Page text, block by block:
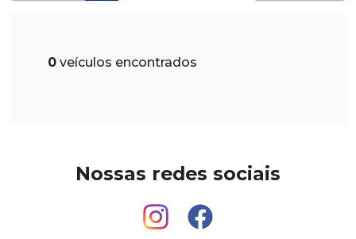
0 veículos encontrados
Nossas redes sociais